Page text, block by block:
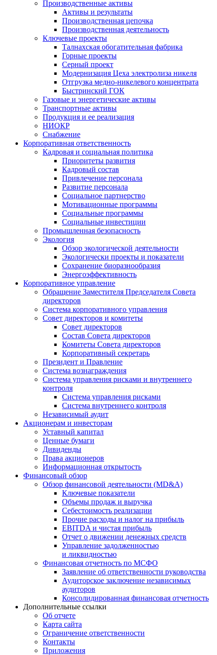
Производственные активы
Активы и результаты
Производственная цепочка
Производственная деятельность
Ключевые проекты
Талнахская обогатительная фабрика
Горные проекты
Серный проект
Модернизация Цеха электролиза никеля
Отгрузка медно-никелевого концентрата
Быстринский ГОК
Газовые и энергетические активы
Транспортные активы
Продукция и ее реализация
НИОКР
Снабжение
Корпоративная ответственность
Кадровая и социальная политика
Приоритеты развития
Кадровый состав
Привлечение персонала
Развитие персонала
Социальное партнерство
Мотивационные программы
Социальные программы
Социальные инвестиции
Промышленная безопасность
Экология
Обзор экологической деятельности
Экологически проекты и показатели
Сохранение биоразнообразия
Энергоэффективность
Корпоративное управление
Обращение Заместителя Председателя Совета
директоров
Система корпоративного управления
Совет директоров и комитеты
Совет директоров
Состав Совета директоров
Комитеты Совета директоров
Корпоративный секретарь
Президент и Правление
Система вознаграждения
Система управления рисками и внутреннего
контроля
Система управления рисками
Система внутреннего контроля
Независимый аудит
Акционерам и инвесторам
Уставный капитал
Ценные бумаги
Дивиденды
Права акционеров
Информационная открытость
Финансовый обзор
Обзор финансовой деятельности (MD&A)
Ключевые показатели
Объемы продаж и выручка
Себестоимость реализации
Прочие расходы и налог на прибыль
EBITDA и чистая прибыль
Отчет о движении денежных средств
Управление задолженностью
и ликвидностью
Финансовая отчетность по МСФО
Заявление об ответственности руководства
Аудиторское заключение независимых
аудиторов
Консолидированная финансовая отчетность
Дополнительные ссылки
Об отчете
Карта сайта
Ограничение ответственности
Контакты
Приложения